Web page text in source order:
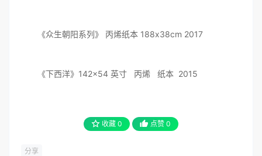
《众生朝阳系列》 丙烯纸本 188x38cm 2017
《下西洋》142×54 英寸 丙烯 纸本 2015
收藏 0 点赞 0
分享